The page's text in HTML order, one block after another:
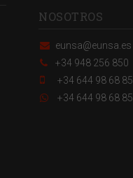
NOSOTROS
eunsa@eunsa.es
+34 948 256 850
+34 644 98 68 85
+34 644 98 68 85